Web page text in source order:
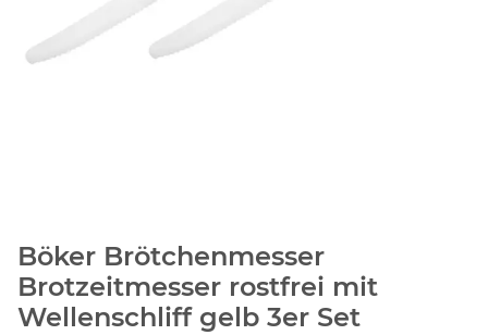
Böker Brötchenmesser
Brotzeitmesser rostfrei mit
Wellenschliff gelb 3er Set